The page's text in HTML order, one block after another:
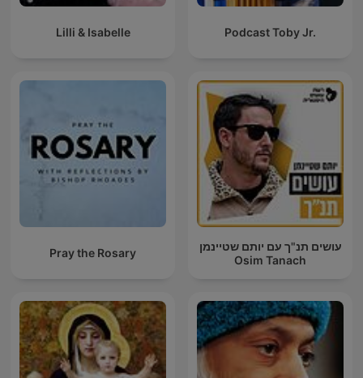
Lilli & Isabelle Podcast Toby Jr.
Pray the Rosary
עושים תנ"ך עם יותם שטיינמן
Osim Tanach